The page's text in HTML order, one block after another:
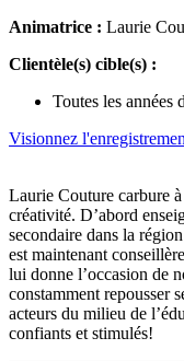
Animatrice : Laurie
Clientèle(s) cible(s) :
Toutes les années
Visionnez
Laurie Couture carbure
créativité. D’abord
secondaire dans la
est maintenant
lui donne l’occasion de
constamment repousser
acteurs du milieu de
confiants et stimulés!